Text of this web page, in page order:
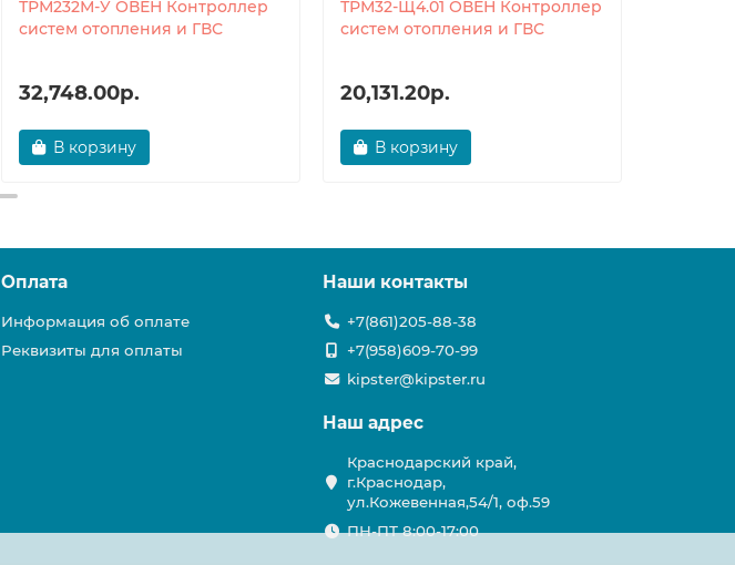
ТРМ232М-У ОВЕН Контроллер
систем отопления и ГВС
32,748.00р.
В корзину
ТРМ32-Щ4.01 ОВЕН Контроллер
систем отопления и ГВС
20,131.20р.
В корзину
Оплата
Информация об оплате
Реквизиты для оплаты
Наши контакты
+7(861)205-88-38
+7(958)609-70-99
kipster@kipster.ru
Наш адрес
Краснодарский край,
г.Краснодар,
ул.Кожевенная,54/1, оф.59
ПН-ПТ 8:00-17:00